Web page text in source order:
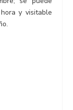
y visitable